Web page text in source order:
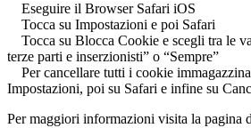
Eseguire il Browser Safari iOS
Tocca su Impostazioni e poi Safari
Tocca su Blocca Cookie e scegli tra le
terze parti e inserzionisti” o “Sempre”
Per cancellare tutti i cookie
Impostazioni, poi su Safari e infine su
Per maggiori informazioni visita la pagina